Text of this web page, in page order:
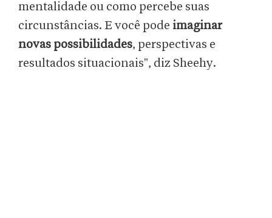
mentalidade ou como percebe suas
circunstâncias. E você pode imaginar
novas possibilidades, perspectivas e
resultados situacionais", diz Sheehy.